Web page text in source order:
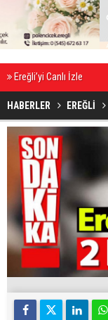
Ereğli’yi Canlı İzle
HABERLER EREĞLİ